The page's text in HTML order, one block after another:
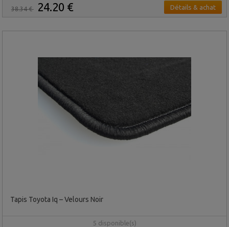
38.34 € 24.20 € Détails & achat
Tapis Toyota Iq – Velours Noir
5 disponible(s)